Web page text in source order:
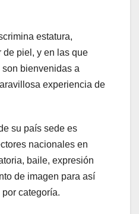
estatura,
de piel, y en las que
bienvenidas a
experiencia de
su país sede es
nacionales en
baile, expresión
de imagen para así
por categoría.